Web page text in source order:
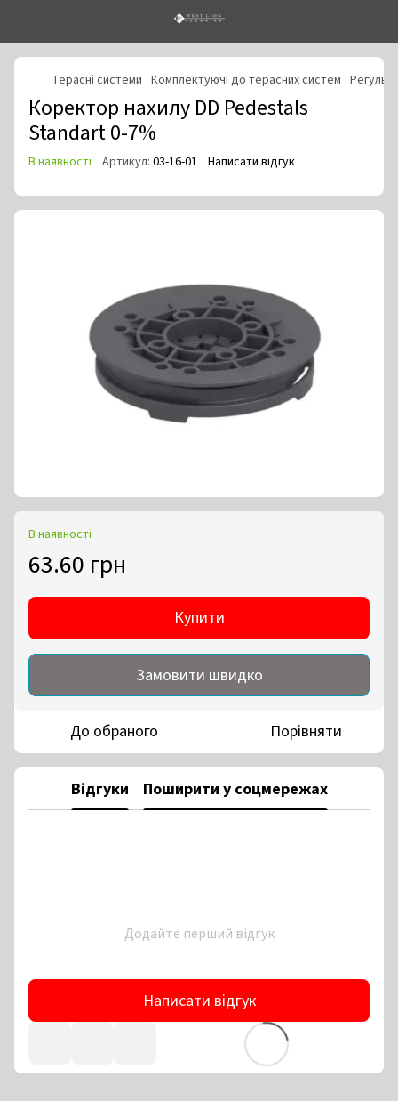
Терасні системи Комплектуючі до терасних систем
Коректор нахилу DD Pedestals
Standart 0-7%
В наявності Артикул: 03-16-01 Написати відгук
В наявності
63.60 грн
Купити
Замовити швидко
До обраного Порівняти
Відгуки Поширити у соцмережах
Додайте перший відгук
Написати відгук